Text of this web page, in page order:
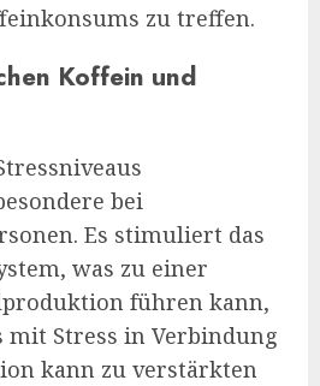
zu treffen.
Koffein und
bei
Es stimuliert das
was zu einer
führen kann,
mit Stress in Verbindung
kann zu verstärkten